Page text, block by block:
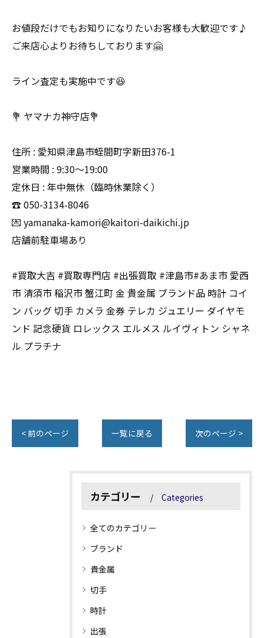
お値段だけでもお知りになりたいお客様も大歓迎です♪
ご来店心よりお待ちしております🤗
ライン査定も実施中です😆
💐 ヤマナカ神守店💐
住所 : 愛知県津島市蛭間町字新田376-1
営業時間 : 9:30〜19:00
定休日 : 年中無休（臨時休業除く）
☎️ 050-3134-8046
💌 yamanaka-kamori@kaitori-daikichi.jp
店舗前駐車場あり
#買取大吉 #買取専門店 #出張買取 #津島市#あま市 愛西
市 清須市 稲沢市 蟹江町 金 貴金属 ブランド品 時計 コイ
ン バッグ 切手 カメラ 金券 テレカ ジュエリー ダイヤモ
ンド 記念硬貨 ロレックス エルメス ルイヴィトン シャネ
ル プラチナ
< 前のページ 一覧に戻る 次のページ >
カテゴリー Categories
全てのカテゴリー
ブランド
貴金属
切手
時計
出張